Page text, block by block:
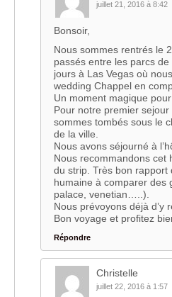
juillet 21, 2016 à 8:42
Bonsoir,
Nous sommes rentrés le
passés entre les parcs
jours à Las Vegas où
wedding Chappel en
Un moment magique
Pour notre premier
sommes tombés sous le
de la ville.
Nous avons séjourné à
Nous recommandons cet
du strip. Très bon rapport
humaine à comparer des
palace, venetian…..).
Nous prévoyons déjà d’y
Bon voyage et profitez
Répondre
Christelle
juillet 22, 2016 à 1:57